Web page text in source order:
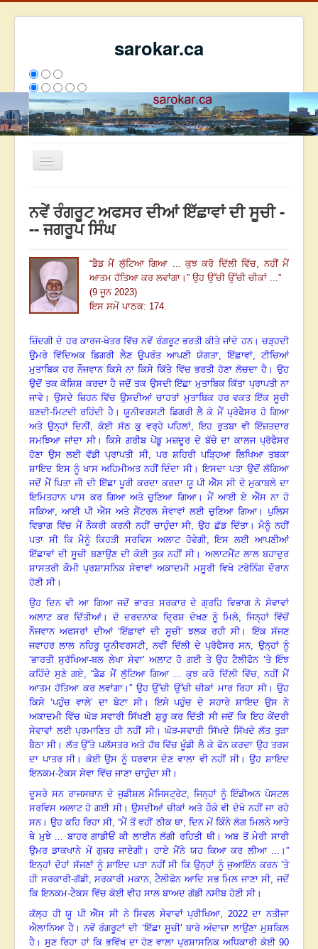
sarokar.ca
Toggle
ਰਚਨਾਵਾਂ
ਸੰਪਰਕ
We have 256 guests and no members online
2798957
ਇਸ ਹਫਤੇ26391
ਨਵੇਂ ਰੰਗਰੂਟ ਅਫਸਰ ਦੀਆਂ ਇੱਛਾਵਾਂ ਦੀ ਸੂਚੀ -
-- ਜਗਰੂਪ ਸਿੰਘ
“ਡੈਡ ਮੈਂ ਲੁੱਟਿਆ ਗਿਆ ... ਕੁਝ ਕਰੋ ਦਿੱਲੀ ਵਿੱਚ, ਨਹੀਂ ਮੈਂ
ਆਤਮ ਹੱਤਿਆ ਕਰ ਲਵਾਂਗਾ । ” ਉਹ ਉੱਚੀ ਉੱਚੀ ਚੀਕਾਂ ...”
(9 ਜੂਨ 2023)
ਇਸ ਸਮੇਂ ਪਾਠਕ: 174.
ਜ਼ਿੰਦਗੀ ਦੇ ਹਰ ਕਾਰਜ-ਖੇਤਰ ਵਿੱਚ ਨਵੇਂ ਰੰਗਰੂਟ ਭਰਤੀ ਕੀਤੇ ਜਾਂਦੇ ਹਨ।ਚੜ੍ਹਦੀ
ਉਮਰੇ ਵਿੱਦਿਅਕ ਡਿਗਰੀ ਲੈਣ ਉਪਰੰਤ ਆਪਣੀ ਯੋਗਤਾ,ਇੱਛਾਵਾਂ, ਟੀਚਿਆਂ
ਮੁਤਾਬਿਕ ਹਰ ਨੌਜਵਾਨ ਕਿਸੇ ਨਾ ਕਿਸੇ ਕਿੱਤੇ ਵਿੱਚ ਭਰਤੀ ਹੋਣਾ ਲੋਚਦਾ ਹੈ।ਉਹ
ਉਦੋਂ ਤਕ ਕੋਸ਼ਿਸ਼ ਕਰਦਾ ਹੈ ਜਦੋਂ ਤਕ ਉਸਦੀ ਇੱਛਾ ਮੁਤਾਬਿਕ ਕਿੱਤਾ ਪ੍ਰਾਪਤੀ ਨਾ
ਜਾਵੇ। ਉਸਦੇ ਜ਼ਿਹਨ ਵਿੱਚ ਉਸਦੀਆਂ ਚਾਹਤਾਂ ਮੁਤਾਬਿਕ ਹਰ ਵਕਤ ਇੱਕ ਸੂਚੀ
ਬਣਦੀ-ਮਿਟਦੀ ਰਹਿੰਦੀ ਹੈ।ਯੂਨੀਵਰਸਟੀ ਡਿਗਰੀ ਲੈ ਕੇ ਮੈਂ ਪ੍ਰੋਫੈਸਰ ਹੋ ਗਿਆ
ਅਤੇ ਉਨ੍ਹਾਂ ਦਿਨੀਂ, ਕੋਈ ਸੱਠ ਕੁ ਵਰ੍ਹੇ ਪਹਿਲਾਂ,ਇਹ ਰੁਤਬਾ ਵੀ ਇੱਜ਼ਤਦਾਰ
ਸਮਝਿਆ ਜਾਂਦਾ ਸੀ।ਕਿਸੇ ਗਰੀਬ ਪੇਂਡੂ ਮਜ਼ਦੂਰ ਦੇ ਬੱਚੇ ਦਾ ਕਾਲਜ ਪ੍ਰੋਫੈਸਰ
ਹੋਣਾ ਉਸ ਲਈ ਵੱਡੀ ਪ੍ਰਾਪਤੀ ਸੀ, ਪਰ ਸ਼ਹਿਰੀ ਪੜ੍ਹਿਆ ਲਿਖਿਆ ਤਬਕਾ
ਸ਼ਾਇਦ ਇਸ ਨੂੰ ਖਾਸ ਅਹਿਮੀਅਤ ਨਹੀਂ ਦਿੰਦਾ ਸੀ। ਇਸਦਾ ਪਤਾ ਉਦੋਂ ਲੱਗਿਆ
ਜਦੋਂ ਮੈਂ ਪਿਤਾ ਜੀ ਦੀ ਇੱਛਾ ਪੂਰੀ ਕਰਦਾ ਕਰਦਾ ਯੂ ਪੀ ਐੱਸ ਸੀ ਦੇ ਮੁਕਾਬਲੇ ਦਾ
ਇਮਿਤਹਾਨ ਪਾਸ ਕਰ ਗਿਆ ਅਤੇ ਚੁਣਿਆ ਗਿਆ। ਮੈਂ ਆਈ ਏ ਐੱਸ ਨਾ ਹੋ
ਸਕਿਆ, ਆਈ ਪੀ ਐੱਸ ਅਤੇ ਸੈਂਟਰਲ ਸੇਵਾਵਾਂ ਲਈ ਚੁਣਿਆ ਗਿਆ। ਪੁਲਿਸ
ਵਿਭਾਗ ਵਿੱਚ ਮੈਂ ਨੌਕਰੀ ਕਰਨੀ ਨਹੀਂ ਚਾਹੁੰਦਾ ਸੀ, ਉਹ ਛੱਡ ਦਿੱਤਾ। ਮੈਨੂੰ ਨਹੀਂ
ਪਤਾ ਸੀ ਕਿ ਮੈਨੂੰ ਕਿਹੜੀ ਸਰਵਿਸ ਅਲਾਟ ਹੋਵੇਗੀ,ਇਸ ਲਈ ਆਪਣੀਆਂ
ਇੱਛਾਵਾਂ ਦੀ ਸੂਚੀ ਬਣਾਉਣ ਦੀ ਕੋਈ ਤੁਕ ਨਹੀਂ ਸੀ। ਅਲਾਟਮੈਂਟ ਲਾਲ ਬਹਾਦੁਰ
ਸ਼ਾਸਤਰੀ ਕੌਮੀ ਪ੍ਰਸ਼ਾਸਨਿਕ ਸੇਵਾਵਾਂ ਅਕਾਦਮੀ ਮਸੂਰੀ ਵਿਖੇ ਟਰੇਨਿੰਗ ਦੌਰਾਨ
ਹੋਣੀ ਸੀ।
ਉਹ ਦਿਨ ਵੀ ਆ ਗਿਆ ਜਦੋਂ ਭਾਰਤ ਸਰਕਾਰ ਦੇ ਗ੍ਰਹਿ ਵਿਭਾਗ ਨੇ ਸੇਵਾਵਾਂ
ਅਲਾਟ ਕਰ ਦਿੱਤੀਆਂ।ਦੋ ਦਰਦਨਾਕ ਦ੍ਰਿਸ਼ ਦੇਖਣ ਨੂੰ ਮਿਲੇ, ਜਿਨ੍ਹਾਂ ਵਿੱਚੋਂ
ਨੌਜਵਾਨ ਅਫਸਰਾਂ ਦੀਆਂ ‘ਇੱਛਾਵਾਂ ਦੀ ਸੂਚੀ’ ਝਲਕ ਰਹੀ ਸੀ।ਇੱਕ ਸੱਜਣ
ਜਵਾਹਰ ਲਾਲ ਨਹਿਰੂ ਯੂਨੀਵਰਸਟੀ,ਨਵੀਂ ਦਿੱਲੀ ਦੇ ਪ੍ਰੋਫੈਸਰ ਸਨ, ਉਨ੍ਹਾਂ ਨੂੰ
‘ਭਾਰਤੀ ਸੁਰੱਖਿਆ-ਬਲ ਲੇਖਾ ਸੇਵਾ’ਅਲਾਟ ਹੋ ਗਈ ਤੇ ਉਹ ਟੈਲੀਫੋਨ ’ਤੇ ਇੰਝ
ਕਹਿੰਦੇ ਸੁਣੇ ਗਏ, “ਡੈਡ ਮੈਂ ਲੁੱਟਿਆ ਗਿਆ ... ਕੁਝ ਕਰੋ ਦਿੱਲੀ ਵਿੱਚ, ਨਹੀਂ ਮੈਂ
ਆਤਮ ਹੱਤਿਆ ਕਰ ਲਵਾਂਗਾ ।” ਉਹ ਉੱਚੀ ਉੱਚੀ ਚੀਕਾਂ ਮਾਰ ਰਿਹਾ ਸੀ।ਉਹ
ਕਿਸੇ ‘ਪਹੁੰਚ ਵਾਲੇ’ ਦਾ ਬੇਟਾ ਸੀ।ਇਸੇ ਪਹੁੰਚ ਦੇ ਸਹਾਰੇ ਸ਼ਾਇਦ ਉਸ ਨੇ
ਅਕਾਦਮੀ ਵਿੱਚ ਘੋੜ ਸਵਾਰੀ ਸਿੱਖਣੀ ਸ਼ੁਰੂ ਕਰ ਦਿੱਤੀ ਸੀ ਜਦੋਂ ਕਿ ਇਹ ਕੇਂਦਰੀ
ਸੇਵਾਵਾਂ ਲਈ ਪ੍ਰਮਾਣਿਤ ਹੀ ਨਹੀਂ ਸੀ।ਘੋੜ-ਸਵਾਰੀ ਸਿੱਖਦੇ ਸਿੱਖਦੇ ਲੱਤ ਤੁੜਾ
ਬੈਠਾ ਸੀ। ਲੱਤ ਉੱਤੇ ਪਲੱਸਤਰ ਅਤੇ ਹੱਥ ਵਿੱਚ ਖੂੰਡੀ ਲੈ ਕੇ ਫੋਨ ਕਰਦਾ ਉਹ ਤਰਸ
ਦਾ ਪਾਤਰ ਸੀ। ਕੋਈ ਉਸ ਨੂੰ ਧਰਵਾਸ ਦੇਣ ਵਾਲਾ ਵੀ ਨਹੀਂ ਸੀ।ਉਹ ਸ਼ਾਇਦ
ਇਨਕਮ-ਟੈਕਸ ਸੇਵਾ ਵਿੱਚ ਜਾਣਾ ਚਾਹੁੰਦਾ ਸੀ।
ਦੂਸਰੇ ਸਨ ਰਾਜਸਥਾਨ ਦੇ ਜੁਡੀਸ਼ਲ ਮੈਜਿਸਟ੍ਰੇਟ,ਜਿਨ੍ਹਾਂ ਨੂੰ ਇੰਡੀਅਨ ਪੋਸਟਲ
ਸਰਵਿਸ ਅਲਾਟ ਹੋ ਗਈ ਸੀ।ਉਸਦੀਆਂ ਚੀਕਾਂ ਅਤੇ ਹੌਕੇ ਵੀ ਦੇਖੇ ਨਹੀਂ ਜਾ ਰਹੇ
ਸਨ।ਉਹ ਕਹਿ ਰਿਹਾ ਸੀ, “ਮੈਂ ਤੋਂ ਵਹੀਂ ਠੀਕ ਥਾ, ਦਿਨ ਮੇਂ ਕਿੰਨੇ ਲੋਗ ਮਿਲਨੇ ਆਤੇ
ਥੇ ਮੁਝੇ ... ਬਾਹਰ ਗਾਡੀਓਂ ਕੀ ਲਾਈਨ ਲੱਗੀ ਰਹਿਤੀ ਥੀ।ਅਬ ਤੋਂ ਮੇਰੀ ਸਾਰੀ
ਉਮਰ ਡਾਕਖਾਨੇ ਮੇਂ ਗੁਜ਼ਰ ਜਾਏਗੀ। ਹਾਏ ਮੈਂਨੇ ਯਹ ਕਿਆ ਕਰ ਲੀਆ ... ।”
ਇਨ੍ਹਾਂ ਦੋਹਾਂ ਸੱਜਣਾਂ ਨੂੰ ਸ਼ਾਇਦ ਪਤਾ ਨਹੀਂ ਸੀ ਕਿ ਉਨ੍ਹਾਂ ਨੂੰ ਜੁਆਇੰਨ ਕਰਨ ’ਤੇ
ਹੀ ਸਰਕਾਰੀ-ਗੱਡੀ,ਸਰਕਾਰੀ ਮਕਾਨ,ਟੈਲੀਫੋਨ ਆਦਿ ਸਭ ਮਿਲ ਜਾਣਾ ਸੀ, ਜਦੋਂ
ਕਿ ਇਨਕਮ-ਟੈਕਸ ਵਿੱਚ ਕੋਈ ਵੀਹ ਸਾਲ ਬਾਅਦ ਗੱਡੀ ਨਸੀਬ ਹੋਣੀ ਸੀ।
ਕੱਲ੍ਹ ਹੀ ਯੂ ਪੀ ਐੱਸ ਸੀ ਨੇ ਸਿਵਲ ਸੇਵਾਵਾਂ ਪ੍ਰੀਖਿਆ, 2022ਦਾ ਨਤੀਜਾ
ਐਲਾਨਿਆ ਹੈ ।ਨਵੇਂ ਰੰਗਰੂਟਾਂ ਦੀ ‘ਇੱਛਾ ਸੂਚੀ’ ਬਾਰੇ ਅੰਦਾਜ਼ਾ ਲਾਉਣਾ ਮੁਸ਼ਕਿਲ
ਹੈ । ਸੁਣ ਰਿਹਾ ਹਾਂ ਕਿ ਭਵਿੱਖ ਦਾ ਹੋਣ ਵਾਲਾ ਪ੍ਰਸ਼ਾਸਨਿਕ ਅਧਿਕਾਰੀ ਕੋਈ90